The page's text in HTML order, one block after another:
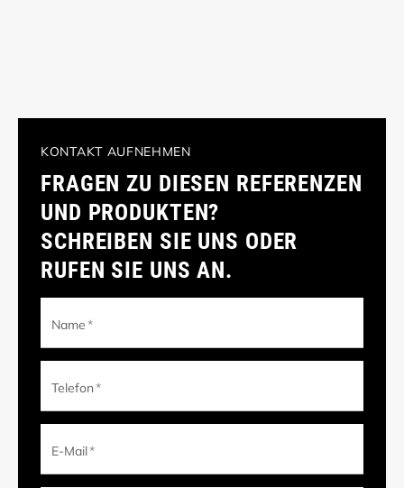
KONTAKT AUFNEHMEN
FRAGEN ZU DIESEN REFERENZEN
UND PRODUKTEN?
SCHREIBEN SIE UNS ODER
RUFEN SIE UNS AN.
Name*
Telefon*
E-Mail*